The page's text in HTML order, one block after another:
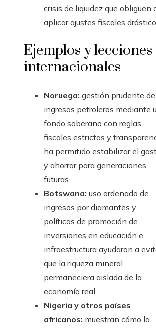
crisis de liquidez que obliguen
aplicar ajustes fiscales
Ejemplos y lecciones
internacionales
Noruega: gestión prudente de
ingresos petroleros mediante
fondo soberano con reglas
fiscales estrictas y
ha permitido estabilizar el
y ahorrar para generaciones
futuras.
Botswana: uso ordenado de
ingresos por diamantes y
políticas de promoción de
inversiones en educación e
infraestructura ayudaron a
que la riqueza mineral
permaneciera aislada de la
economía real.
Nigeria y otros países
africanos: muestran cómo la